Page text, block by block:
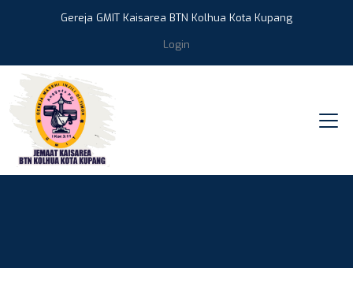
Gereja GMIT Kaisarea BTN Kolhua Kota Kupang
Login